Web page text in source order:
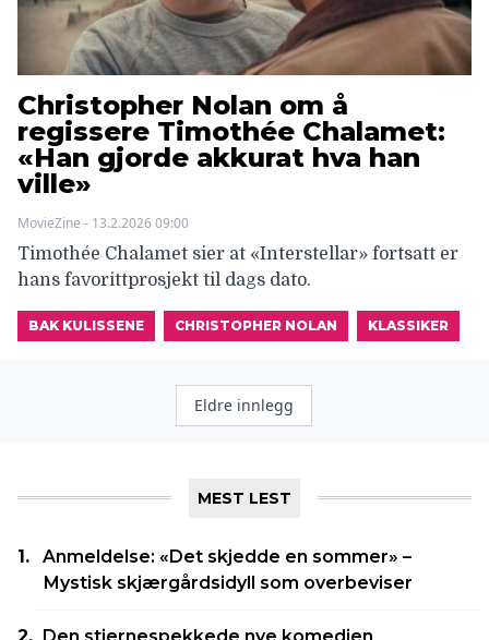
Christopher Nolan om å
regissere Timothée Chalamet:
«Han gjorde akkurat hva han
ville»
MovieZine - 13.2.2026 09:00
Timothée Chalamet sier at «Interstellar» fortsatt er
hans favorittprosjekt til dags dato.
BAK KULISSENE CHRISTOPHER NOLAN KLASSIKER
Innleggnavigasjon
Eldre innlegg
MEST LEST
Anmeldelse: «Det skjedde en sommer» –
Mystisk skjærgårdsidyll som overbeviser